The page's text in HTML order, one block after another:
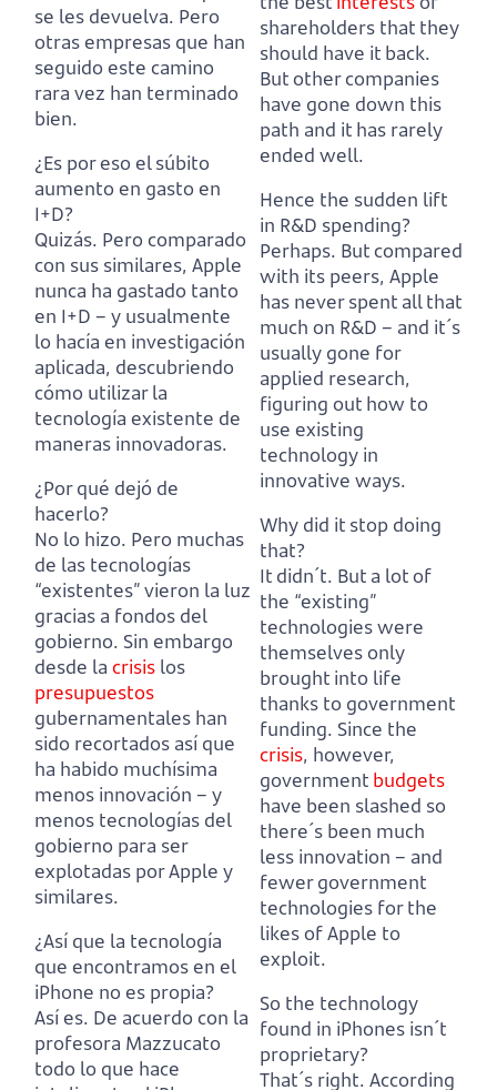
se les devuelva. Pero
otras empresas que han
seguido este camino
rara vez han terminado
bien.
¿Es por eso el súbito
aumento en gasto en
I+D?
Quizás. Pero comparado
con sus similares, Apple
nunca ha gastado tanto
en I+D – y usualmente
lo hacía en investigación
aplicada, descubriendo
cómo utilizar la
tecnología existente de
maneras innovadoras.
¿Por qué dejó de
hacerlo?
No lo hizo. Pero muchas
de las tecnologías
“existentes” vieron la luz
gracias a fondos del
gobierno. Sin embargo
desde la crisis los
presupuestos
gubernamentales han
sido recortados así que
ha habido muchísima
menos innovación – y
menos tecnologías del
gobierno para ser
explotadas por Apple y
similares.
¿Así que la tecnología
que encontramos en el
iPhone no es propia?
Así es. De acuerdo con la
profesora Mazzucato
todo lo que hace
shareholders that they
should have it back.
But other companies
have gone down this
path and it has rarely
ended well.
Hence the sudden lift
in R&D spending?
Perhaps. But compared
with its peers, Apple
has never spent all that
much on R&D – and it´s
usually gone for
applied research,
figuring out how to
use existing
technology in
innovative ways.
Why did it stop doing
that?
It didn´t. But a lot of
the “existing”
technologies were
themselves only
brought into life
thanks to government
funding. Since the
crisis, however,
government budgets
have been slashed so
there´s been much
less innovation – and
fewer government
technologies for the
likes of Apple to
exploit.
So the technology
found in iPhones isn´t
proprietary?
That´s right. According